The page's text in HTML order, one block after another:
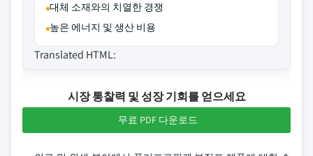
대체 소재와의 치열한 경쟁
높은 에너지 및 생산 비용
Translated HTML:
시장 통찰력 및 성장 기회를 얻으세요
무료 PDF 다운로드